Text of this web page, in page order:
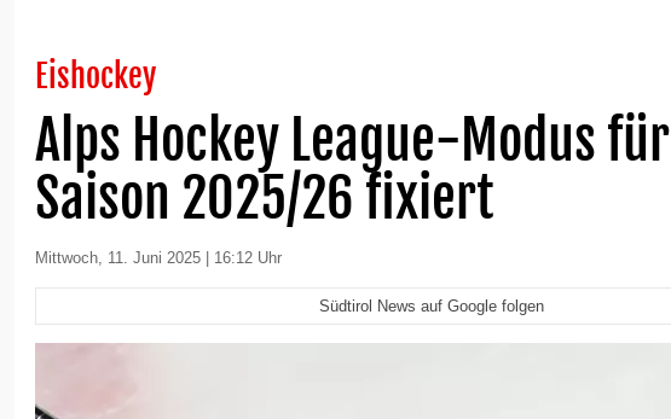
Eishockey
Alps Hockey League-Modus für
Saison 2025/26 fixiert
Mittwoch, 11. Juni 2025 | 16:12 Uhr
Südtirol News auf Google folgen